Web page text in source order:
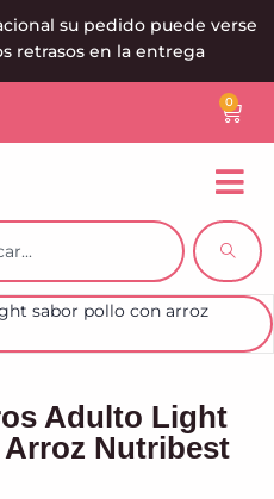
su pedido puede verse
retrasos en la entrega
0
Adulto Light
Nutribest